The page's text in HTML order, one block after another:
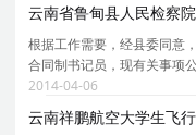
根据工作需要，经县委同意
合同制书记员，现有关事项
制书记员6名，主要从事办理
件 1、具有良好的政治思想
2014-04-06
云南祥鹏航空大学生飞